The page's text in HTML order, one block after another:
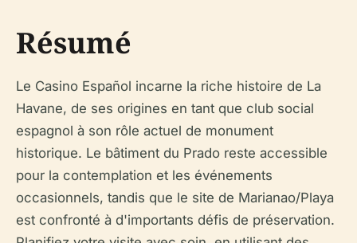
Résumé
Le Casino Español incarne la riche histoire de La
Havane, de ses origines en tant que club social
espagnol à son rôle actuel de monument
historique. Le bâtiment du Prado reste accessible
pour la contemplation et les événements
occasionnels, tandis que le site de Marianao/Playa
est confronté à d'importants défis de préservation.